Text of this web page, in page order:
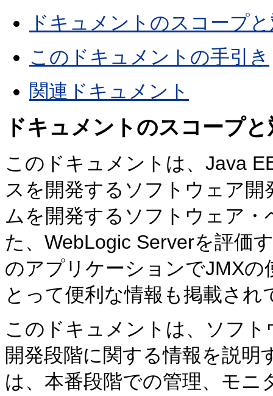
ドキュメントのスコープ
このドキュメントの手引き
関連ドキュメント
ドキュメントのスコープ
このドキュメントは、Java
スを開発するソフトウェア
ムを開発するソフトウェア
た、WebLogic Serverを評価
のアプリケーションでJMX
とって便利な情報も掲載され
このドキュメントは、ソフ
開発段階に関する情報を説
は、本番段階での管理、モ